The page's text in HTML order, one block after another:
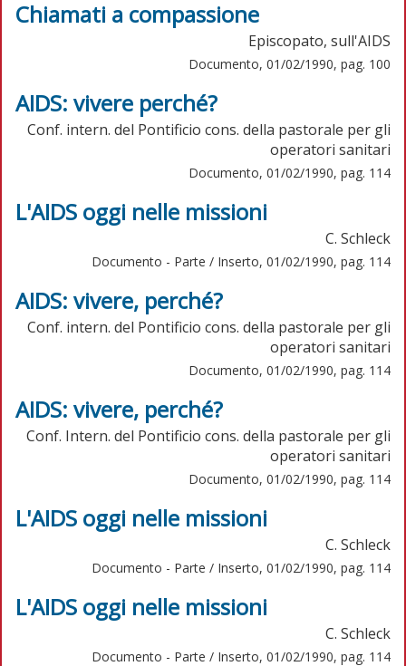
Chiamati a compassione
Episcopato, sull'AIDS
Documento, 01/02/1990, pag. 100
AIDS: vivere perché?
Conf. intern. del Pontificio cons. della pastorale per gli
operatori sanitari
Documento, 01/02/1990, pag. 114
L'AIDS oggi nelle missioni
C. Schleck
Documento - Parte / Inserto, 01/02/1990, pag. 114
AIDS: vivere, perché?
Conf. intern. del Pontificio cons. della pastorale per gli
operatori sanitari
Documento, 01/02/1990, pag. 114
AIDS: vivere, perché?
Conf. Intern. del Pontificio cons. della pastorale per gli
operatori sanitari
Documento, 01/02/1990, pag. 114
L'AIDS oggi nelle missioni
C. Schleck
Documento - Parte / Inserto, 01/02/1990, pag. 114
L'AIDS oggi nelle missioni
C. Schleck
Documento - Parte / Inserto, 01/02/1990, pag. 114